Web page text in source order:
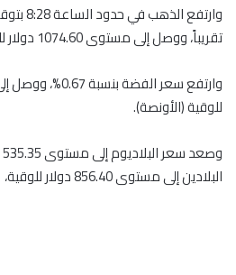
تقريباً، ووصل إلى مستوى 1074.60 دولار للوقية.
للوقية (الأونصة).
البلادين إلى مستوى 856.40 دولار للوقية،